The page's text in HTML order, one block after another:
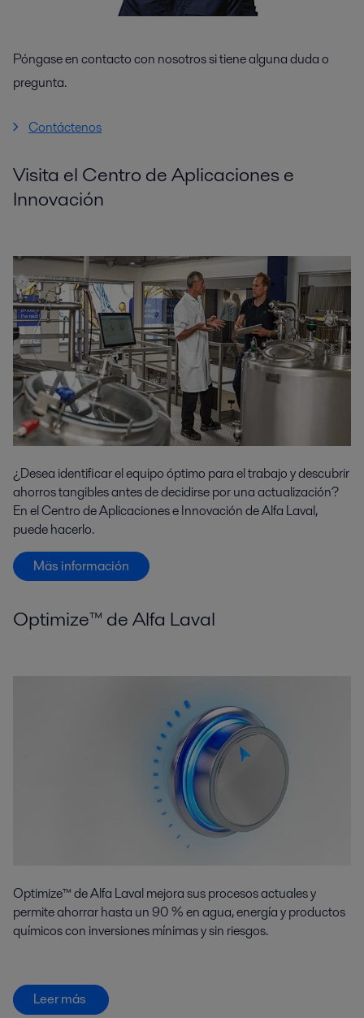
Póngase en contacto con nosotros si tiene alguna duda o
pregunta.
Contáctenos
Visita el Centro de Aplicaciones e
Innovación
¿Desea identificar el equipo óptimo para el trabajo y descubrir
ahorros tangibles antes de decidirse por una actualización?
En el Centro de Aplicaciones e Innovación de Alfa Laval,
puede hacerlo.
Mäs información
Optimize™ de Alfa Laval
Optimize™ de Alfa Laval mejora sus procesos actuales y
permite ahorrar hasta un 90 % en agua, energía y productos
químicos con inversiones mínimas y sin riesgos.
Leer más